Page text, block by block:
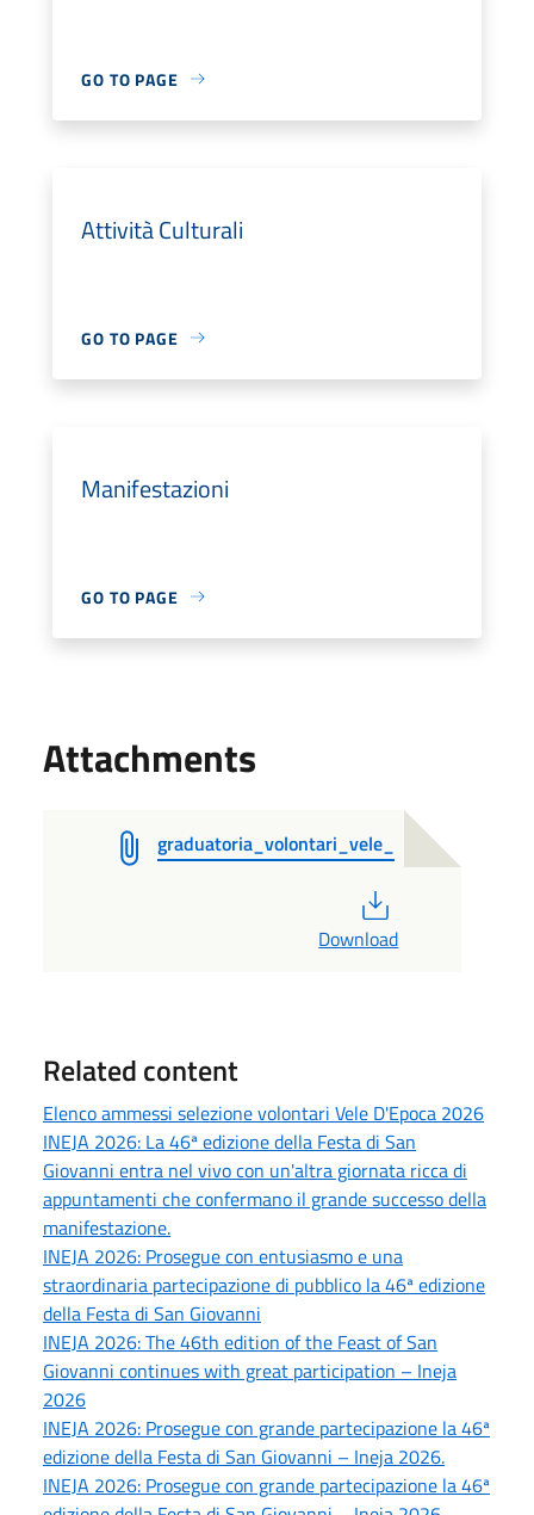
GO TO PAGE
Attività Culturali
GO TO PAGE
Manifestazioni
GO TO PAGE
Attachments
graduatoria_volontari_vele_
Download
Related content
Elenco ammessi selezione volontari Vele D'Epoca 2026
INEJA 2026: La 46ª edizione della Festa di San
Giovanni entra nel vivo con un'altra giornata ricca di
appuntamenti che confermano il grande successo della
manifestazione.
INEJA 2026: Prosegue con entusiasmo e una
straordinaria partecipazione di pubblico la 46ª edizione
della Festa di San Giovanni
INEJA 2026: The 46th edition of the Feast of San
Giovanni continues with great participation – Ineja
2026
INEJA 2026: Prosegue con grande partecipazione la 46ª
edizione della Festa di San Giovanni – Ineja 2026.
INEJA 2026: Prosegue con grande partecipazione la 46ª